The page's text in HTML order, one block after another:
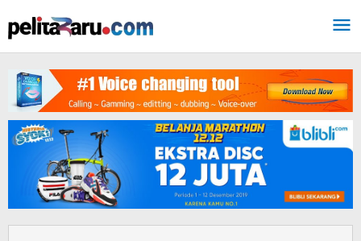
ke
konten